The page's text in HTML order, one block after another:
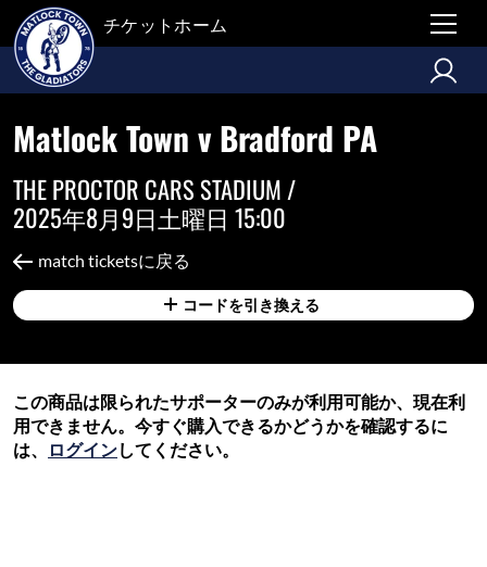
チケットホーム
Matlock Town v Bradford PA
THE PROCTOR CARS STADIUM /
2025年8月9日土曜日 15:00
match ticketsに戻る
コードを引き換える
この商品は限られたサポーターのみが利用可能か、現在利
用できません。今すぐ購入できるかどうかを確認するに
は、
ログインしてください。